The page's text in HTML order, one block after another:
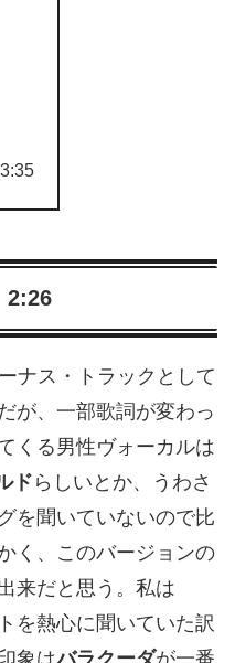
ナス・トラックとして
が、一部歌詞が変わっ
くる男性ヴォーカルは
ド らしいとか、うわさ
を聞いていないので比
く、このバージョンの
来だと思う。私は
を熱心に聞いていた訳